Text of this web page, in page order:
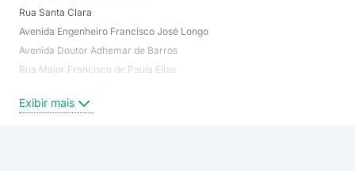
Rua Santa Clara
Avenida Engenheiro Francisco José Longo
Avenida Doutor Adhemar de Barros
Rua Major Francisco de Paula Elias
Rua Doutor Nilton Silva
Exibir mais